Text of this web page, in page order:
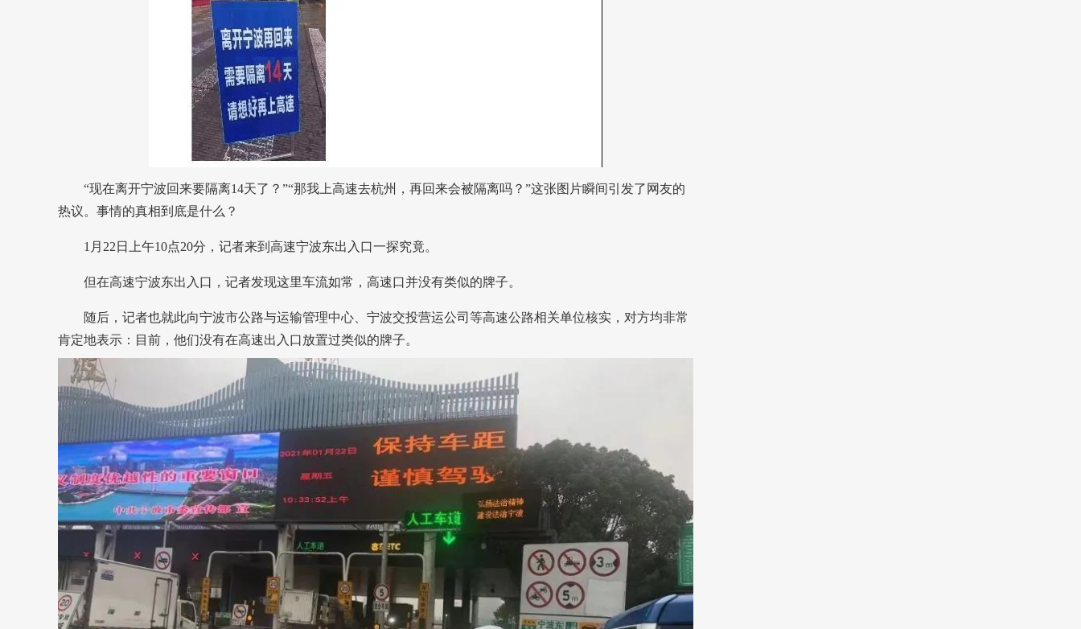
“现在离开宁波回来要隔离14天了？”“那我上高速去杭州，再回来会被隔离吗？”这张图片瞬间引发了网友的
热议。事情的真相到底是什么？
1月22日上午10点20分，记者来到高速宁波东出入口一探究竟。
但在高速宁波东出入口，记者发现这里车流如常，高速口并没有类似的牌子。
随后，记者也就此向宁波市公路与运输管理中心、宁波交投营运公司等高速公路相关单位核实，对方均非常
肯定地表示：目前，他们没有在高速出入口放置过类似的牌子。